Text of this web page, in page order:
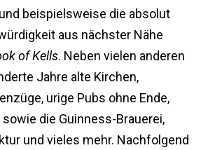
beispielsweise die absolut
aus nächster Nähe
of Kells. Neben vielen anderen
Jahre alte Kirchen,
urige Pubs ohne Ende,
die Guinness-Brauerei,
und vieles mehr. Nachfolgend